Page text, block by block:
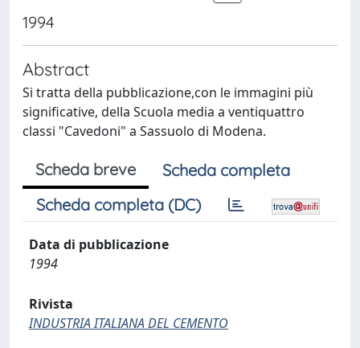
1994
Abstract
Si tratta della pubblicazione,con le immagini più
significative, della Scuola media a ventiquattro
classi "Cavedoni" a Sassuolo di Modena.
Scheda breve
Scheda completa
Scheda completa (DC)
Data di pubblicazione
1994
Rivista
INDUSTRIA ITALIANA DEL CEMENTO